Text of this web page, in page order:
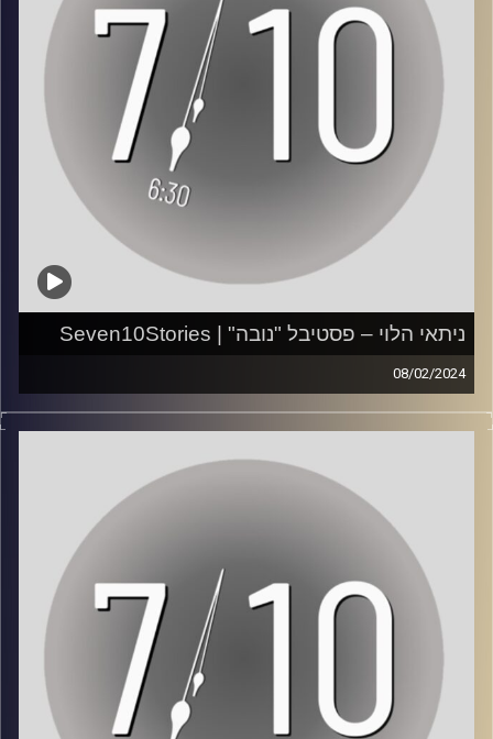
קרדיט תמונות: AudioVersity
היא זוכרת "המוני אנשים רצים, דורסים זה את זה, נורים
ונופלים" ובטוחה שגם היא הולכת לקראת מותה. בהמשך היא
מגלה שאיבדה שישה חברים ושלושה נוספים נחטפו. למה
צפתה בסרטונים הכי קשים ומדוע היא בטוחה שעוד תחזור
לעצמה.
ראיון: קרן ניקולאייבסקי
צילום: גדי מזרחי ותומר שטילר
עריכת וידאו: ענבר בוחניק
עריכת פודקאסט: עינת סחייק
עמוד האינסטגרם של הפרויקט:
https://www.instagram.com/seven10stories/
עמוד היוטיוב של הפרויקט:
https://www.youtube.com/watch?v=bWuWR1eKA4s
אתר הפרויקט:
לפניות:
seventenstories@gmail.com
קרדיט תמונות: AudioVersity
ניתאי הלוי – פסטיבל "נובה" | Seven10Stories
08/02/2024
*אזהרת תוכן קשה לשמיעה*
"שמענו את המחבלים יורדים מהאופנועים במטע שבו
הסתתרנו ומתקרבים עד 20 מטרים מאיתנו".
ניתאי הלוי, בן 26 משוהם, נמלט מפסטיבל נובה עם שני תיירים
והסתתר במשך תשע שעות. "דיברתי עם אבי המת ואמרתי לו:
'אימא תישאר לבד?' ואז פתאום המחבלים החליטו לסגת". מה
השתנה בו מאז ואיזו החלטה עדיין מייסרת אותו.
צילום: גדי מזרחי ותומר שטילר